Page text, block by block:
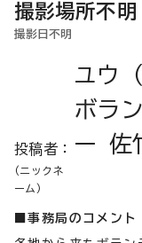
撮影場所不明
撮影日不明
投稿者：
ユウ
ボラ
ー 佐
(ニックネ
ーム)
■事務局のコメント